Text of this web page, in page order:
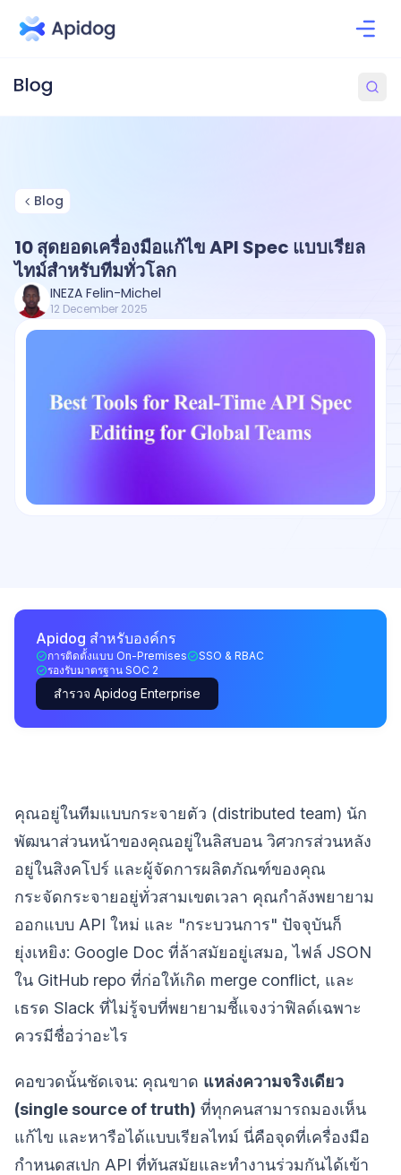
Blog
10 สุดยอดเครื่องมือแก้ไข API Spec แบบเรียล
ไทม์สำหรับทีมทั่วโลก
INEZA Felin-Michel
12 December 2025
Apidog สำหรับองค์กร
การติดตั้งแบบ On-Premises
SSO & RBAC
รองรับมาตรฐาน SOC 2
สำรวจ Apidog Enterprise
คุณอยู่ในทีมแบบกระจายตัว (distributed team) นัก
พัฒนาส่วนหน้าของคุณอยู่ในลิสบอน วิศวกรส่วนหลัง
อยู่ในสิงคโปร์ และผู้จัดการผลิตภัณฑ์ของคุณ
กระจัดกระจายอยู่ทั่วสามเขตเวลา คุณกำลังพยายาม
ออกแบบ API ใหม่ และ "กระบวนการ" ปัจจุบันก็
ยุ่งเหยิง: Google Doc ที่ล้าสมัยอยู่เสมอ, ไฟล์ JSON
ใน GitHub repo ที่ก่อให้เกิด merge conflict, และ
เธรด Slack ที่ไม่รู้จบที่พยายามชี้แจงว่าฟิลด์เฉพาะ
ควรมีชื่อว่าอะไร
คอขวดนั้นชัดเจน: คุณขาด แหล่งความจริงเดียว
(single source of truth) ที่ทุกคนสามารถมองเห็น
แก้ไข และหารือได้แบบเรียลไทม์ นี่คือจุดที่เครื่องมือ
กำหนดสเปก API ที่ทันสมัยและทำงานร่วมกันได้เข้า